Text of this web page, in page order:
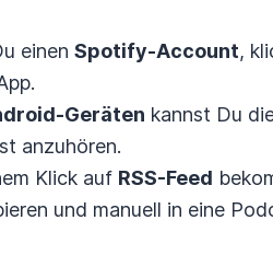
einen Spotify-Account,
Geräten kannst Du
anzuhören.
Klick auf RSS-Feed
und manuell in eine